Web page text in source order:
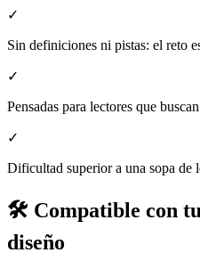
✓
Sin definiciones ni pistas: el reto
✓
Pensadas para lectores que
✓
Dificultad superior a una sopa de
🛠️ Compatible con
diseño